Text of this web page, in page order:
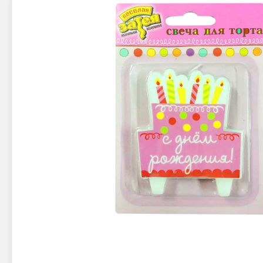
Фейерверки на свадьбу
Бабочки,
Жуки
Цветной